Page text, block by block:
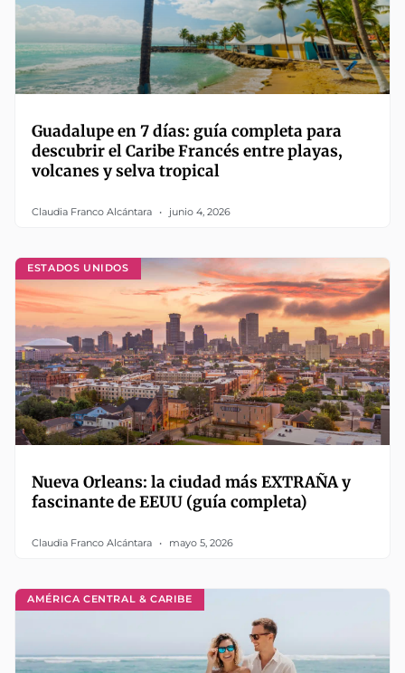
Guadalupe en 7 días: guía completa para
descubrir el Caribe Francés entre playas,
volcanes y selva tropical
Claudia Franco Alcántara junio 4, 2026
ESTADOS UNIDOS
Nueva Orleans: la ciudad más EXTRAÑA y
fascinante de EEUU (guía completa)
Claudia Franco Alcántara mayo 5, 2026
AMÉRICA CENTRAL & CARIBE